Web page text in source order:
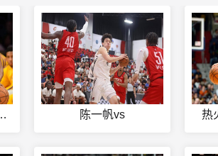
选赛赛程 陈一帆vs 热